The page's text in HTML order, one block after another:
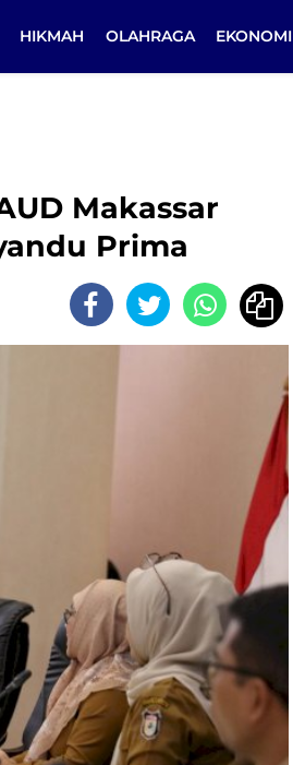
HIKMAH OLAHRAGA EKONOMI
Makassar
Prima